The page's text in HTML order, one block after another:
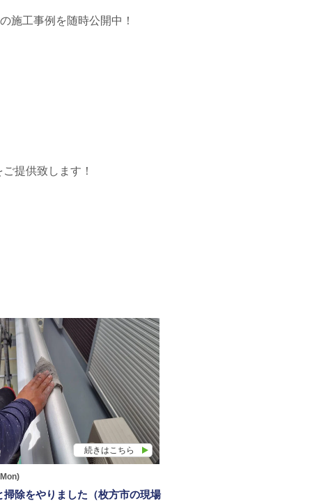
施工事例を随時公開中！
提供致します！
続きはこちら
掃除をやりました（枚方市の現場